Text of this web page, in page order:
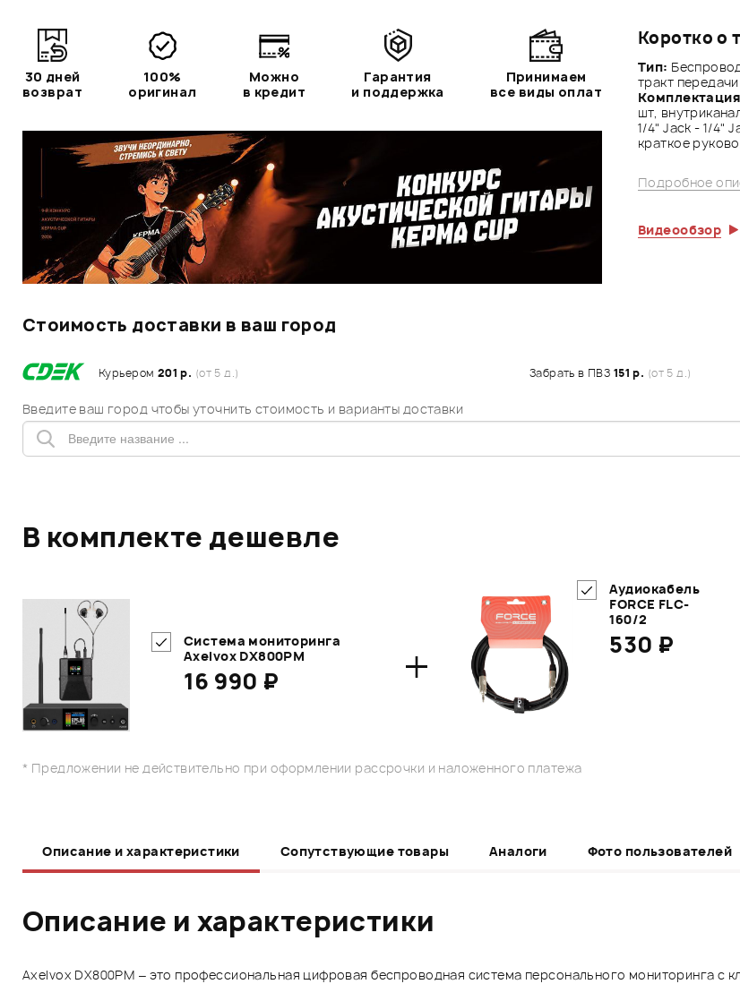
Коротко о
Тип:
тракт
шт,
1/4" Jack - 1/4"
краткое
Подробное
Видеообзор
30 дней
возврат
100%
оригинал
Можно
в кредит
Гарантия
и поддержка
Принимаем
все виды оплат
Стоимость доставки в ваш город
Курьером 201 р. (от 5 д.) Забрать в ПВЗ 151 р. (от 5 д.)
Введите ваш город чтобы уточнить стоимость и варианты доставки
В комплекте дешевле
Система мониторинга
Axelvox DX800PM
16 990 ₽ +
Аудиокабель
FORCE FLC-
160/2
530 ₽
* Предложении не действительно при оформлении рассрочки и наложенного платежа
Описание и характеристики Сопутствующие товары Аналоги Фото пользователей
Описание и характеристики
Axelvox DX800PM – это профессиональная цифровая беспроводная система персонального мониторинга